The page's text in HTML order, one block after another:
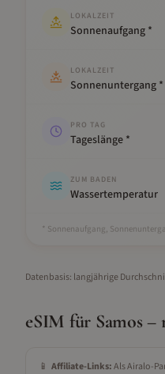
LOKALZEIT
Sonnenaufgang *
LOKALZEIT
Sonnenuntergang *
PRO TAG
Tageslänge *
ZUM BADEN
Wassertemperatur
* Sonnenaufgang,
Datenbasis: langjährige
eSIM für Samos –
📱 Affiliate-Links:Als Airalo-